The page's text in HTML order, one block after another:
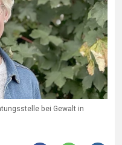
bei Gewalt in